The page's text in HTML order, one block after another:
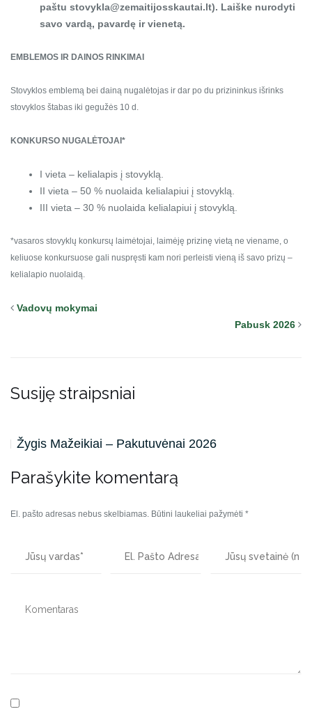
paštu stovykla@zemaitijosskautai.lt). Laiške nurodyti
savo vardą, pavardę ir vienetą.
EMBLEMOS IR DAINOS RINKIMAI
Stovyklos emblemą bei dainą nugalėtojas ir dar po du prizininkus išrinks
stovyklos štabas iki gegužės 10 d.
KONKURSO NUGALĖTOJAI*
I vieta – kelialapis į stovyklą.
II vieta – 50 % nuolaida kelialapiui į stovyklą.
III vieta – 30 % nuolaida kelialapiui į stovyklą.
*vasaros stovyklų konkursų laimėtojai, laimėję prizinę vietą ne viename, o
keliuose konkursuose gali nuspręsti kam nori perleisti vieną iš savo prizų –
kelialapio nuolaidą.
Vadovų mokymai
Pabusk 2026
Susiję straipsniai
Žygis Mažeikiai – Pakutuvėnai 2026
Parašykite komentarą
El. pašto adresas nebus skelbiamas. Būtini laukeliai pažymėti *